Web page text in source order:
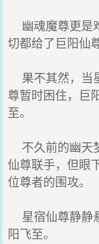
幽魂魔尊更是
切都给了巨阳仙
果不其然，当
尊暂时困住，巨
至。
不久前的幽天
仙尊联手，但眼
位尊者的围攻。
星宿仙尊静静
阳飞至。